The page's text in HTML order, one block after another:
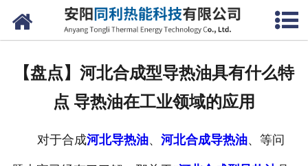
网站首页
【盘点】河北合成型导热油具有什么特
点 导热油在工业领域的应用
对于合成河北导热油、 河北合成导热油、等问